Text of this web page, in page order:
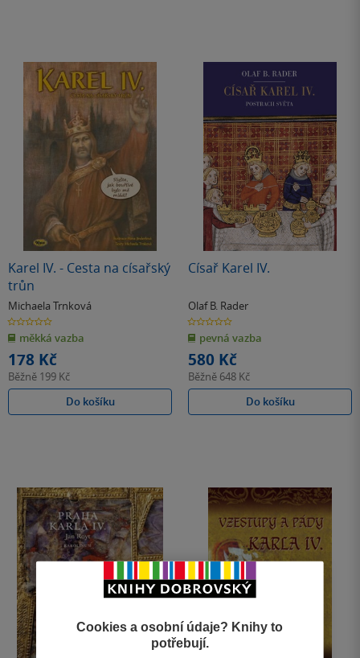
Karel IV. - Cesta na císařský
trůn
Michaela Trnková
0.0
z
5
hvězdiček
měkká vazba
178 Kč
Běžně 199 Kč
Do košíku
Císař Karel IV.
Olaf B. Rader
0.0
z
5
hvězdiček
pevná vazba
580 Kč
Běžně 648 Kč
Do košíku
Cookies a osobní údaje? Knihy to
potřebují.